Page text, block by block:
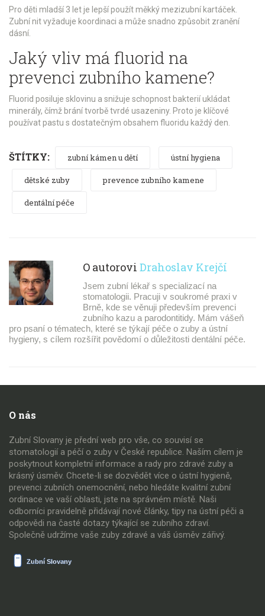
Pro děti mladší 3 let je lepší použít měkký mezizubní kartáček.
Zubní nit vyžaduje koordinaci a může snadno způsobit zranění
dásní.
Jaký vliv má fluorid na
prevenci zubního kamene?
Fluorid posiluje sklovinu a snižuje schopnost bakterií ukládat
minerály, čímž brání tvorbě tvrdé usazeniny. Proto je klíčové
používat pastu s dostatečným obsahem fluoridu každý den.
ŠTÍTKY: zubní kámen u dětí ústní hygiena
dětské zuby prevence zubního kamene
dentální péče
O autorovi Drahoslav Krejčí
Jsem zubní lékař s specializací na
stomatologii. Pracuji v soukromé praxi v
Brně, kde se věnuji především prevenci
zubního kazu a parodontitidy. Mám vášeň
pro psaní o tématech, které se týkají péče o zuby a ústní
hygieny, s cílem rozšířit povědomí o důležitosti dentální péče.
O nás
Zubní Slovany je přední web pro vše, co souvisí se
stomatologií a péčí o zuby v České republice. Naším cílem je
poskytnout kompletní informace a rady pro zdravé zuby a
krásný úsměv. Chcete-li se dozvědět více o ústní hygieně,
prevenci zubních onemocnění, nebo hledáte kvalitní zubní
ordinace ve vaší oblasti, jste na správném místě. Naši
odborníci pravidelně přidávají nové články, tipy na ústní péči a
odpovědi na časté dotazy týkající se zubního zdraví.
Společně udržíme vaše zuby zdravé a váš úsměv zářivý.